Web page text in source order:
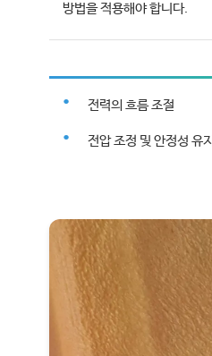
방법을 적용해야 합니다.
전력의 흐름 조절
전압 조정 및 안정성 유지